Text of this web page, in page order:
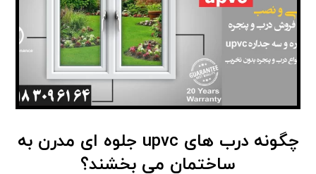
چگونه درب های upvc جلوه ای مدرن به
ساختمان می بخشند؟